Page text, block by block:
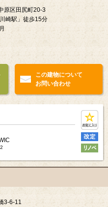
原区田尻町20-3
崎駅」徒歩15分
この建物について
お問い合わせ
2
3-6-11